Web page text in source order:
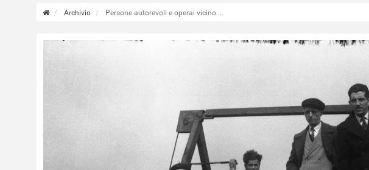
Archivio Persone autorevoli e operai vicino ...